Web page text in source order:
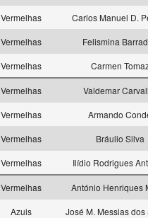
Vermelhas
Carlos Manuel D.
Vermelhas
Felismina
Vermelhas Carmen
Vermelhas
Valdemar
Vermelhas
Armando
Vermelhas
Bráulio Silva
Vermelhas Ilídio Rodrigues
Vermelhas
António Henriques
Azuis
José M. Messias dos